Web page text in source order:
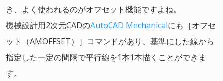
き、よく使われるのがオフセット機能ですよね。
機械設計用2次元CADのAutoCAD Mechanicalにも［オフセ
ット（AMOFFSET）］コマンドがあり、基準にした線から
指定した一定の間隔で平行線を1本1本描くことができま
す。